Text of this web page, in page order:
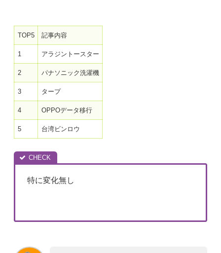
TOP5 記事内容
1 アラジントースター
2 パナソニック洗濯機
3 タープ
4 OPPOデータ移行
5 台湾ビンロウ
特に変化無し